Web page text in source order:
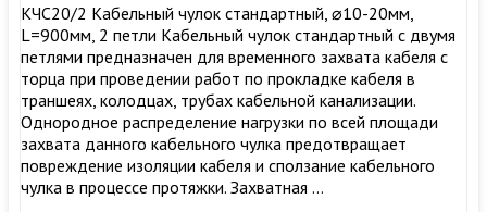
КЧС20/2 Кабельный чулок стандартный, ⌀10-20мм,
L=900мм, 2 петли Кабельный чулок стандартный с двумя
петлями предназначен для временного захвата кабеля с
торца при проведении работ по прокладке кабеля в
траншеях, колодцах, трубах кабельной канализации.
Однородное распределение нагрузки по всей площади
захвата данного кабельного чулка предотвращает
повреждение изоляции кабеля и сползание кабельного
чулка в процессе протяжки. Захватная …